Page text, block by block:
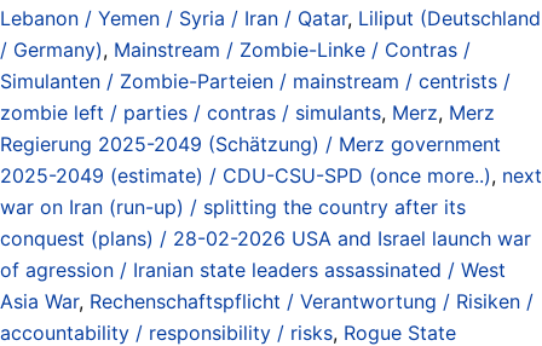
Lebanon / Yemen / Syria / Iran / Qatar, Liliput (Deutschland
/ Germany), Mainstream / Zombie-Linke / Contras /
Simulanten / Zombie-Parteien / mainstream / centrists /
zombie left / parties / contras / simulants, Merz, Merz
Regierung 2025-2049 (Schätzung) / Merz government
2025-2049 (estimate) / CDU-CSU-SPD (once more..), next
war on Iran (run-up) / splitting the country after its
conquest (plans) / 28-02-2026 USA and Israel launch war
of agression / Iranian state leaders assassinated / West
Asia War, Rechenschaftspflicht / Verantwortung / Risiken /
accountability / responsibility / risks, Rogue State